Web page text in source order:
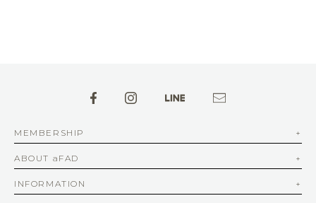
MEMBERSHIP
ABOUT aFAD
INFORMATION